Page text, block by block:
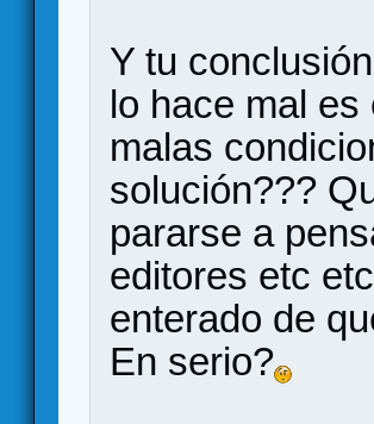
Y tu
lo hace mal
malas
solución???
pararse a
editores etc
enterado de
En serio?